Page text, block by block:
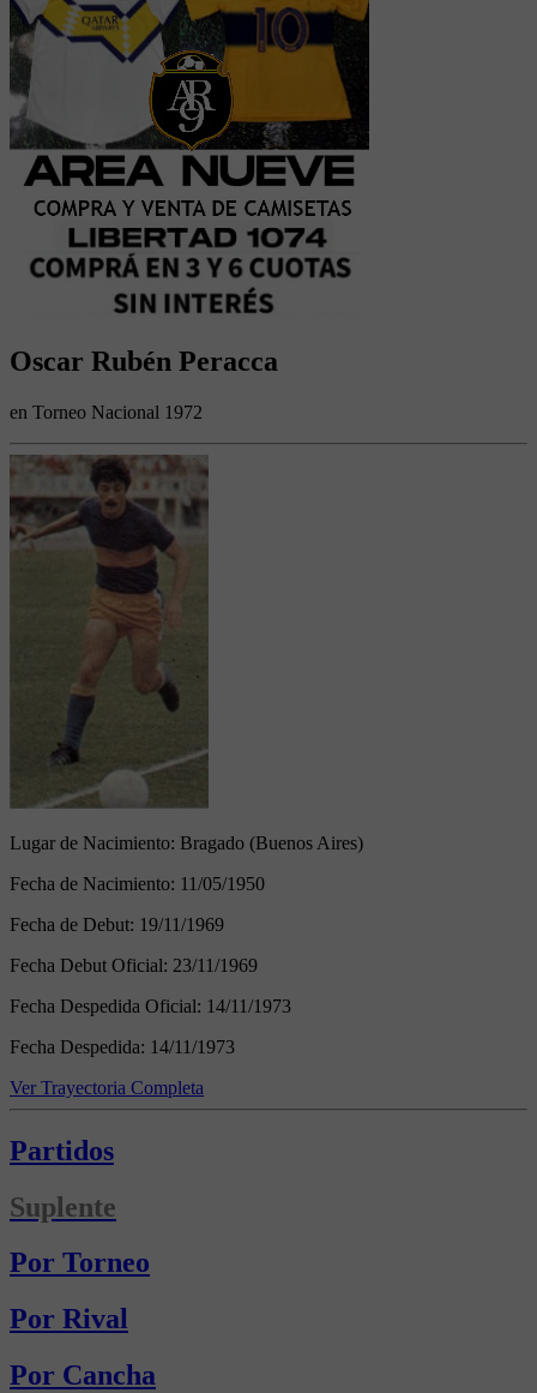
Oscar Rubén Peracca
en Torneo Nacional 1972
Lugar de Nacimiento: Bragado (Buenos Aires)
Fecha de Nacimiento: 11/05/1950
Fecha de Debut: 19/11/1969
Fecha Debut Oficial: 23/11/1969
Fecha Despedida Oficial: 14/11/1973
Fecha Despedida: 14/11/1973
Ver Trayectoria Completa
Partidos
Suplente
Por Torneo
Por Rival
Por Cancha